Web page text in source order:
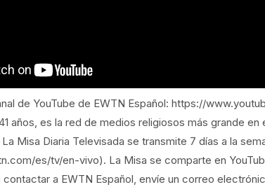
de YouTube de EWTN Español: https://
años, es la red de medios religiosos más grande
Misa Diaria Televisada se transmite 7 días a la
es/tv/en-vivo). La Misa se comparte en
contactar a EWTN Español, envíe un correo